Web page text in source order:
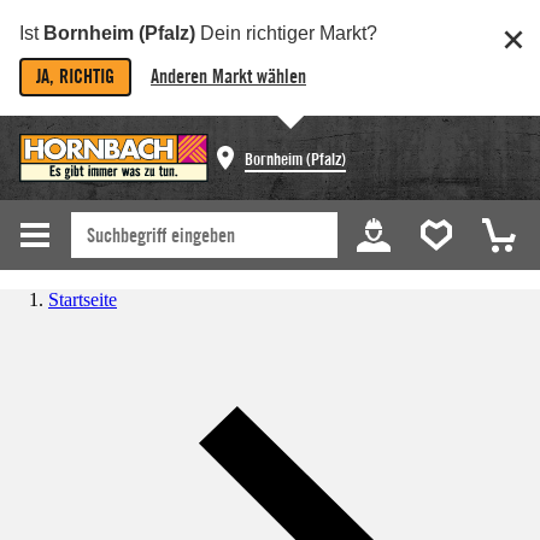
Ist Bornheim (Pfalz) Dein richtiger Markt?
JA, RICHTIG Anderen Markt wählen
Bornheim (Pfalz)
Startseite